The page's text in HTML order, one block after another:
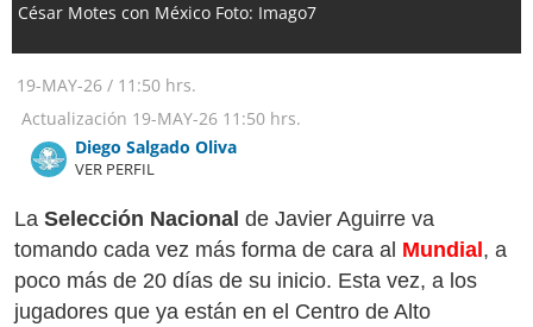
César Motes con México Foto: Imago7
19-MAY-26 / 11:50 hrs.
Actualización 19-MAY-26 11:50 hrs.
Diego Salgado Oliva
VER PERFIL
La Selección Nacional de Javier Aguirre va
tomando cada vez más forma de cara al Mundial , a
poco más de 20 días de su inicio. Esta vez, a los
jugadores que ya están en el Centro de Alto